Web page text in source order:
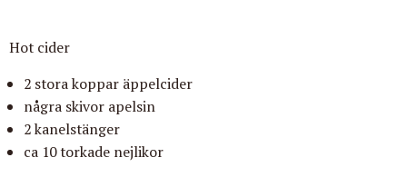
Hot cider
2 stora koppar äppelcider
några skivor apelsin
2 kanelstänger
ca 10 torkade nejlikor